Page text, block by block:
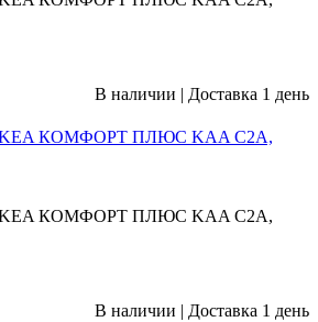
В наличии | Доставка 1 день
КОМФОРТ ПЛЮС KAA C2A,
КОМФОРТ ПЛЮС KAA C2A,
В наличии | Доставка 1 день